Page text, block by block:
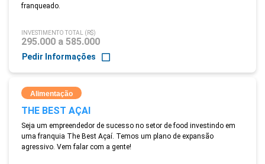
franqueado.
INVESTIMENTO TOTAL (R$)
295.000 a 585.000
Pedir Informações
Alimentação
THE BEST AÇAI
Seja um empreendedor de sucesso no setor de food investindo em
uma franquia The Best Açaí. Temos um plano de expansão
agressivo. Vem falar com a gente!